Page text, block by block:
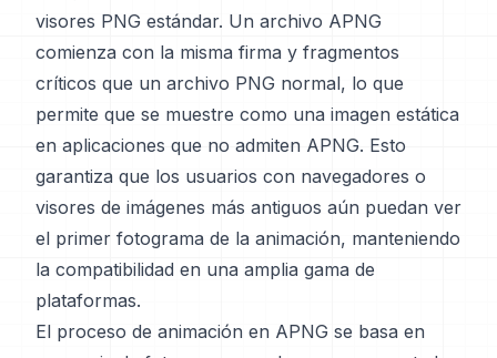
visores PNG estándar. Un archivo APNG
comienza con la misma firma y fragmentos
críticos que un archivo PNG normal, lo que
permite que se muestre como una imagen estática
en aplicaciones que no admiten APNG. Esto
garantiza que los usuarios con navegadores o
visores de imágenes más antiguos aún puedan ver
el primer fotograma de la animación, manteniendo
la compatibilidad en una amplia gama de
plataformas.
El proceso de animación en APNG se basa en